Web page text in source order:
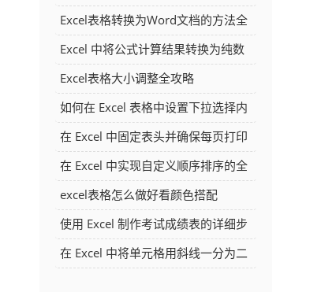
Excel表格转换为Word文档的方法全
解析
Excel 中将公式计算结果转换为纯数
字的多种方法
Excel表格大小调整全攻略
如何在 Excel 表格中设置下拉选择内
容
在 Excel 中固定表头并确保每页打印
时都显示表头的方法详解
在 Excel 中实现自定义顺序排序的全
面指南
excel表格怎么做好看颜色搭配
使用 Excel 制作考试成绩表的详细步
骤及技巧
在 Excel 中将单元格用斜线一分为二